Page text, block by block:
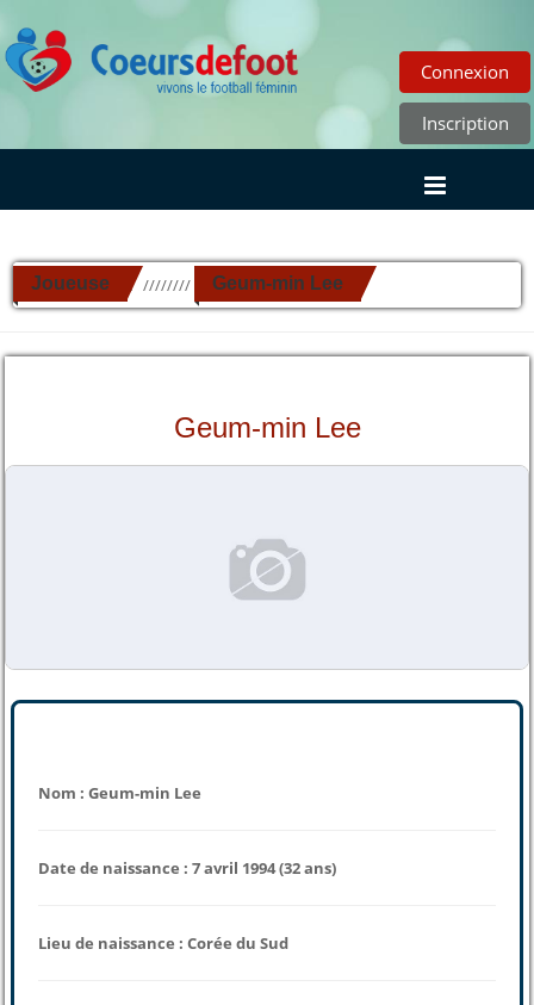
Connexion
Inscription
Joueuse ////////// Geum-min Lee
Geum-min Lee
Nom : Geum-min Lee
Date de naissance : 7 avril 1994 (32 ans)
Lieu de naissance : Corée du Sud